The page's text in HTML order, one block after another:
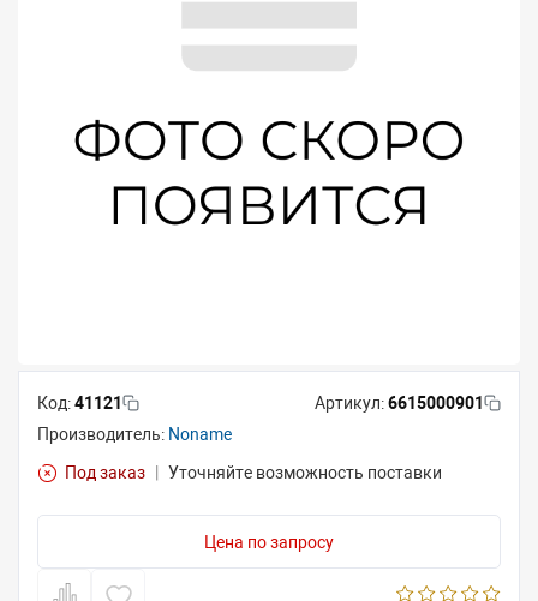
Код:41121 Артикул:6615000901
Производитель: Noname
Под заказ
Уточняйте возможность поставки
Цена по запросу